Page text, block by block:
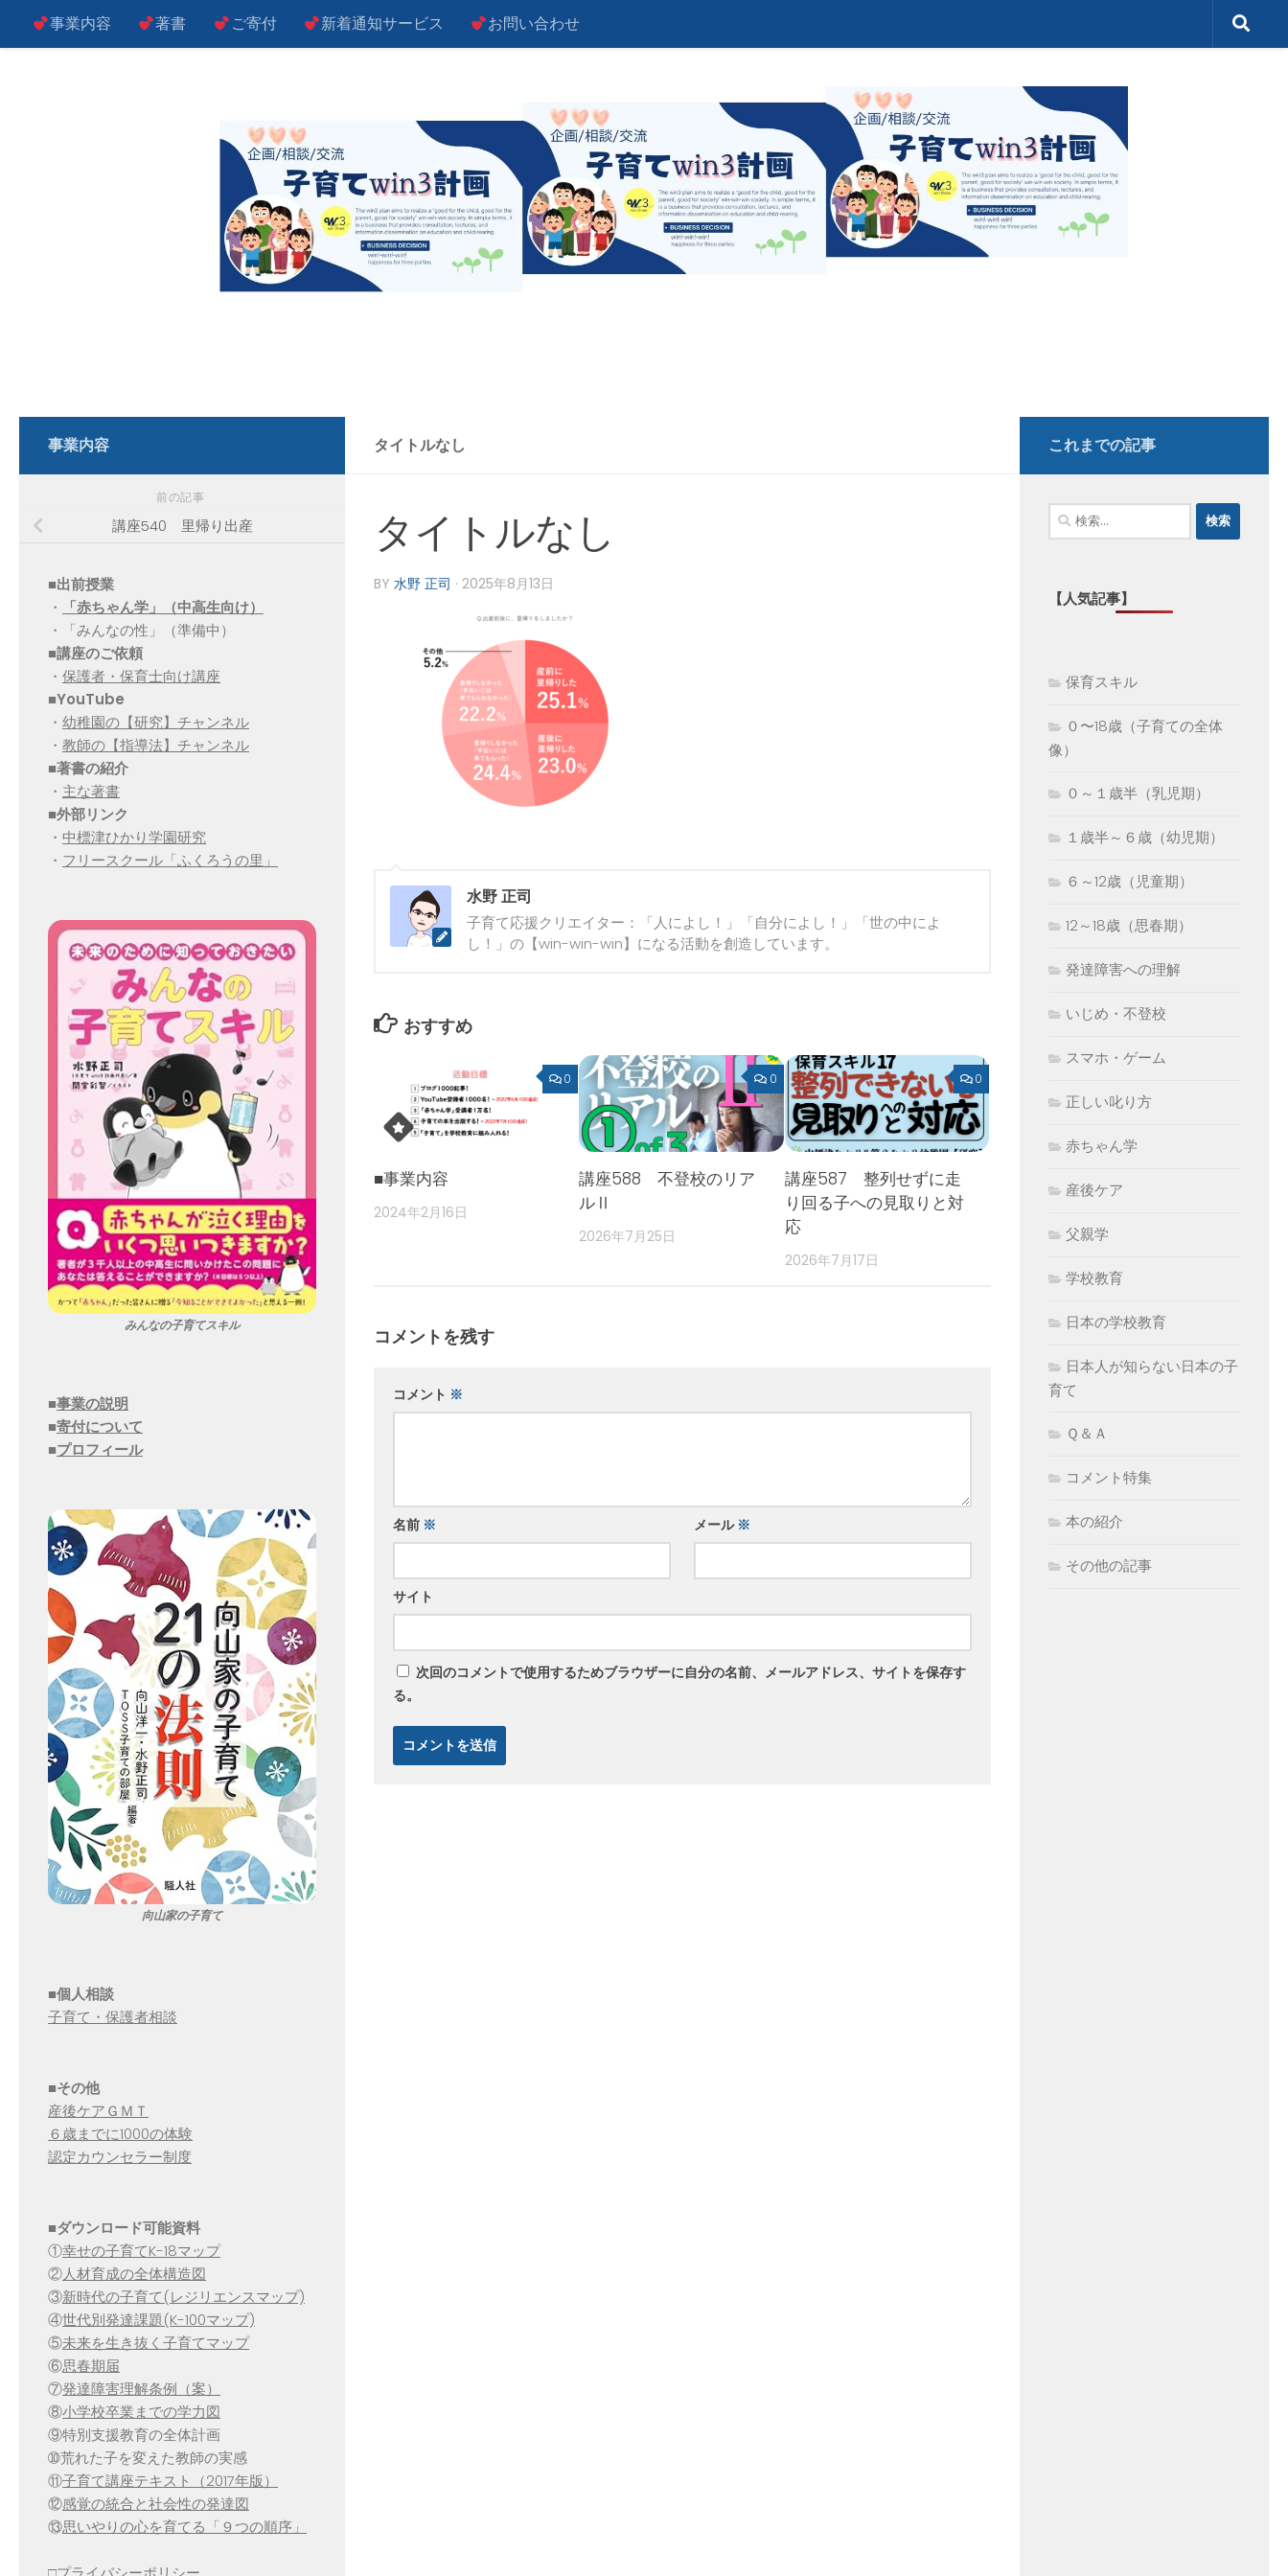
コンテンツへスキップ
事業内容 著書 ご寄付 新着通知サービス お問い合わせ
タイトルなし
タイトルなし
BY 水野 正司 · 2025年8月13日
水野 正司
子育て応援クリエイター：「人によし！」「自分によし！」「世の中によ
し！」の【win-win-win】になる活動を創造しています。
おすすめ
0
■事業内容
2024年2月16日
0
講座588 不登校のリア
ルⅡ
2026年7月25日
0
講座587 整列せずに走
り回る子への見取りと対
応
2026年7月17日
コメントを残す
コメント ※
名前 ※ メール ※
サイト
次回のコメントで使用するためブラウザーに自分の名前、メールアドレス、サイトを保存す
る。
事業内容
前の記事
講座540 里帰り出産
■出前授業
・
「赤ちゃん学」（中高生向け）
・「みんなの性」（準備中）
■講座のご依頼
・ 保護者・保育士向け講座
■YouTube
・ 幼稚園の【研究】チャンネル
・ 教師の【指導法】チャンネル
■著書の紹介
・ 主な著書
■外部リンク
・ 中標津ひかり学園研究
・ フリースクール「ふくろうの里」
みんなの子育てスキル
■事業の説明
■寄付について
■プロフィール
向山家の子育て
■個人相談
子育て・保護者相談
■その他
産後ケアＧＭＴ
６歳までに1000の体験
認定カウンセラー制度
■ダウンロード可能資料
①幸せの子育てK-18マップ
②人材育成の全体構造図
③新時代の子育て(レジリエンスマップ)
④世代別発達課題(K-100マップ)
⑤未来を生き抜く子育てマップ
⑥思春期届
⑦発達障害理解条例（案）
⑧小学校卒業までの学力図
⑨特別支援教育の全体計画
➉荒れた子を変えた教師の実感
⑪子育て講座テキスト（2017年版）
⑫感覚の統合と社会性の発達図
⑬思いやりの心を育てる「９つの順序」
これまでの記事
検
索:
【人気記事】
保育スキル
０〜18歳（子育ての全体
像）
０～１歳半（乳児期）
１歳半～６歳（幼児期）
６～12歳（児童期）
12～18歳（思春期）
発達障害への理解
いじめ・不登校
スマホ・ゲーム
正しい叱り方
赤ちゃん学
産後ケア
父親学
学校教育
日本の学校教育
日本人が知らない日本の子
育て
Ｑ＆Ａ
コメント特集
本の紹介
その他の記事